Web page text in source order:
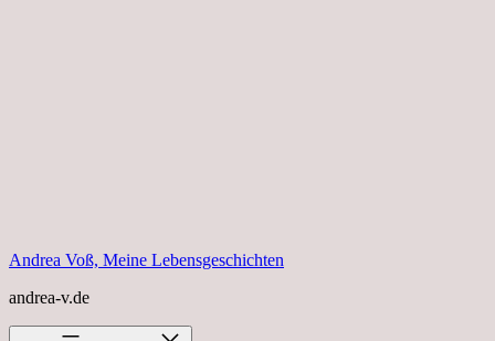
Andrea Voß, Meine Lebensgeschichten
andrea-v.de